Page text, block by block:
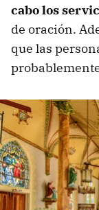
cabo los
de oración.
que las